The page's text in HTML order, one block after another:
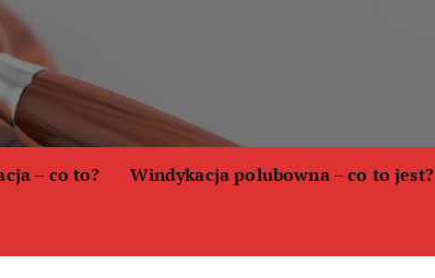
– co to? Windykacja polubowna – co to jest?